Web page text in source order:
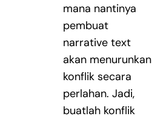
mana nantinya
pembuat
narrative text
akan menurunkan
konflik secara
perlahan. Jadi,
buatlah konflik